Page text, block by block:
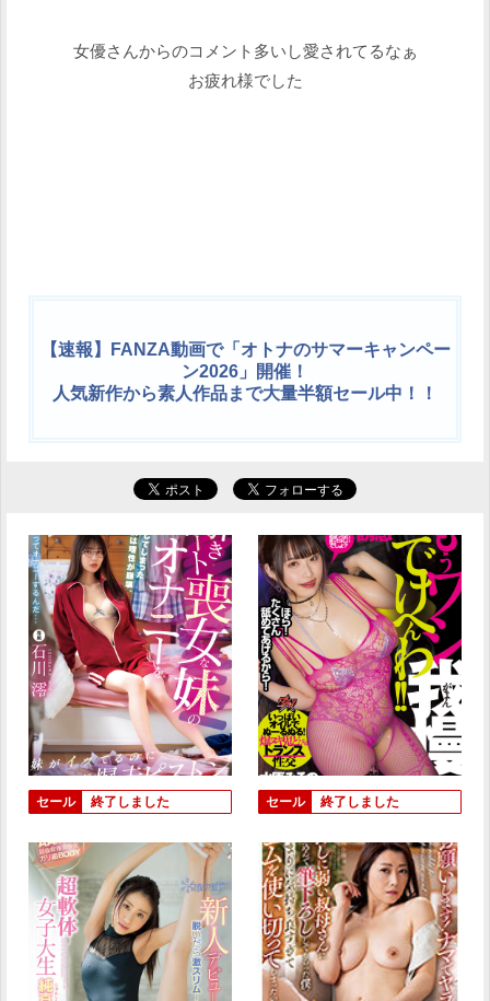
女優さんからのコメント多いし愛されてるなぁ
お疲れ様でした
【速報】FANZA動画で「オトナのサマーキャンペー
ン2026」開催！
人気新作から素人作品まで大量半額セール中！！
セール 終了しました セール 終了しました